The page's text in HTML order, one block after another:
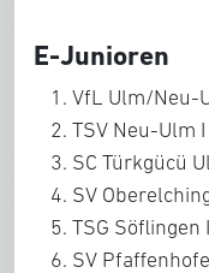
E-Junioren
VfL Ulm/Neu-
TSV Neu-Ulm I
SC Türkgücü
SV
TSG Söflingen I
SV